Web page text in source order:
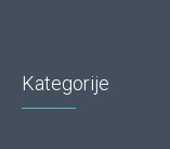
Kategorije